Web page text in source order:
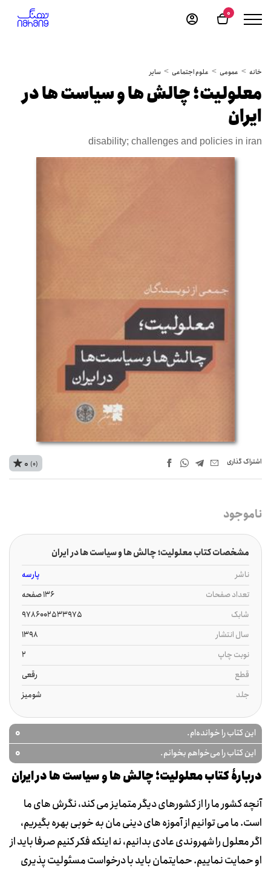
0
خانه عمومی علوم اجتماعی سایر
معلولیت؛ چالش ها و سیاست ها در
ایران
disability; challenges and policies in iran
اشتراک‌ گذاری 0 (0)
ناموجود
مشخصات کتاب معلولیت؛ چالش ها و سیاست ها در ایران
ناشر
پارسه
تعداد صفحات
136 صفحه
شابک
9786002533975
سال انتشار
1398
نوبت چاپ
2
قطع
رقعی
جلد
شومیز
این کتاب را خوانده‌ام. 0
این کتاب را می‌خواهم بخوانم. 0
دربارۀ کتاب معلولیت؛ چالش ها و سیاست ها در ایران
آنچه کشور ما را از کشورهای دیگر متمایز می کند، نگرش های ما
است. ما می توانیم از آموزه های دینی مان به خوبی بهره بگیریم،
اگر معلول را شهروندی عادی بدانیم، نه اینکه فکر کنیم صرفا باید از
او حمایت نماییم. حمایتمان باید با درخواست مسئولیت پذیری